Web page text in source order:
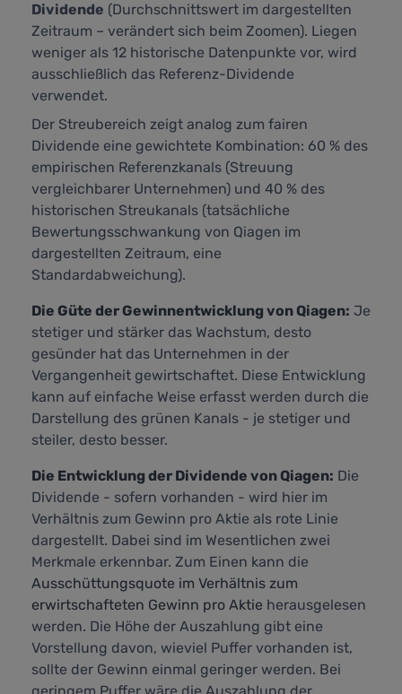
Dividende (Durchschnittswert im dargestellten
Zeitraum – verändert sich beim Zoomen). Liegen
weniger als 12 historische Datenpunkte vor, wird
ausschließlich das Referenz-Dividende
verwendet.
Der Streubereich zeigt analog zum fairen
Dividende eine gewichtete Kombination: 60 % des
empirischen Referenzkanals (Streuung
vergleichbarer Unternehmen) und 40 % des
historischen Streukanals (tatsächliche
Bewertungsschwankung von Qiagen im
dargestellten Zeitraum, eine
Standardabweichung).
Die Güte der Gewinnentwicklung von Qiagen: Je
stetiger und stärker das Wachstum, desto
gesünder hat das Unternehmen in der
Vergangenheit gewirtschaftet. Diese Entwicklung
kann auf einfache Weise erfasst werden durch die
Darstellung des grünen Kanals - je stetiger und
steiler, desto besser.
Die Entwicklung der Dividende von Qiagen: Die
Dividende - sofern vorhanden - wird hier im
Verhältnis zum Gewinn pro Aktie als rote Linie
dargestellt. Dabei sind im Wesentlichen zwei
Merkmale erkennbar. Zum Einen kann die
Ausschüttungsquote im Verhältnis zum
erwirtschafteten Gewinn pro Aktie herausgelesen
werden. Die Höhe der Auszahlung gibt eine
Vorstellung davon, wieviel Puffer vorhanden ist,
sollte der Gewinn einmal geringer werden. Bei